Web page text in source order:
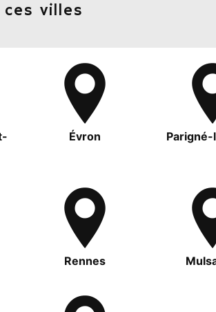
villes
Évron Parigné-
Rennes